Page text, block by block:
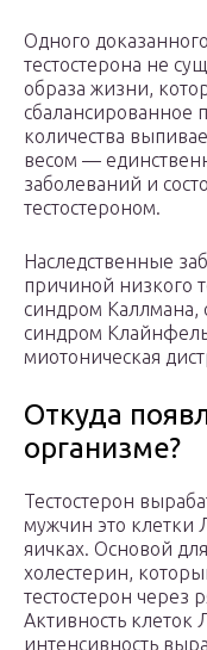
Одного
тестостерона не
образа жизни,
сбалансированное
количества
весом —
заболеваний и
тестостероном.
Наследственные
причиной низкого
синдром
синдром
миотоническая
Откуда
организме?
Тестостерон
мужчин это клетки
яичках. Основой
холестерин,
тестостерон через
Активность клеток
интенсивность